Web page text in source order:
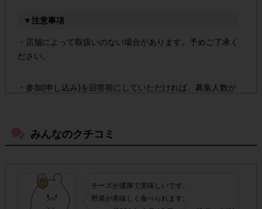
▼注意事項
・店舗によって取扱いのない場合があります。予めご了承く
ださい。
・参加(申し込み)を回答前にしていただければ、募集人数が
・スマートフォン、携帯電話、タブレットPCにつきまし
て、機種によってはアンケートに回答できない場合がござい
▼ポイント付与対象外
みんなのクチコミ
チーズが濃厚で美味しいです。
野菜が美味しく食べられます。